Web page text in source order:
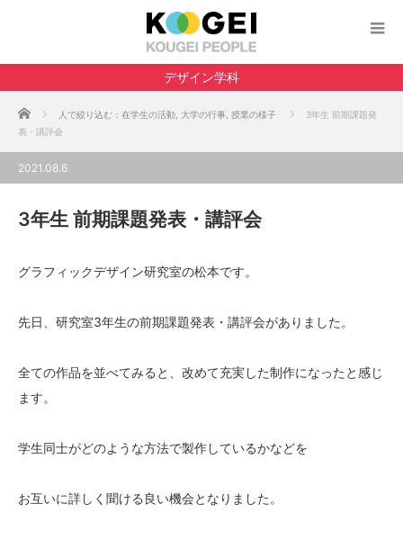
デザイン学科
ホーム 人で絞り込む：在学生の活動 大学の行事 授業の様子
3年生 前期課題発
表・講評会
2021.08.6
3年生 前期課題発表・講評会
グラフィックデザイン研究室の松本です。
先日、研究室3年生の前期課題発表・講評会がありました。
全ての作品を並べてみると、改めて充実した制作になったと感じ
ます。
学生同士がどのような方法で製作しているかなどを
お互いに詳しく聞ける良い機会となりました。